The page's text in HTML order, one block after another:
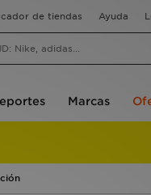
de tiendas Ayuda
Marcas